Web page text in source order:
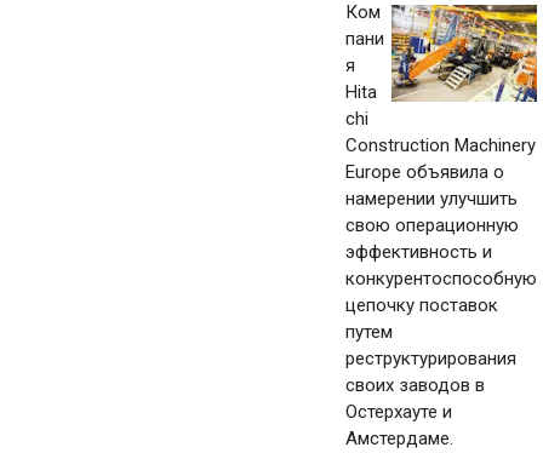
Ком
пани
я
Hita
chi
Construction Machinery
Europe объявила о
намерении улучшить
свою операционную
эффективность и
конкурентоспособную
цепочку поставок
путем
реструктурирования
своих заводов в
Остерхауте и
Амстердаме.